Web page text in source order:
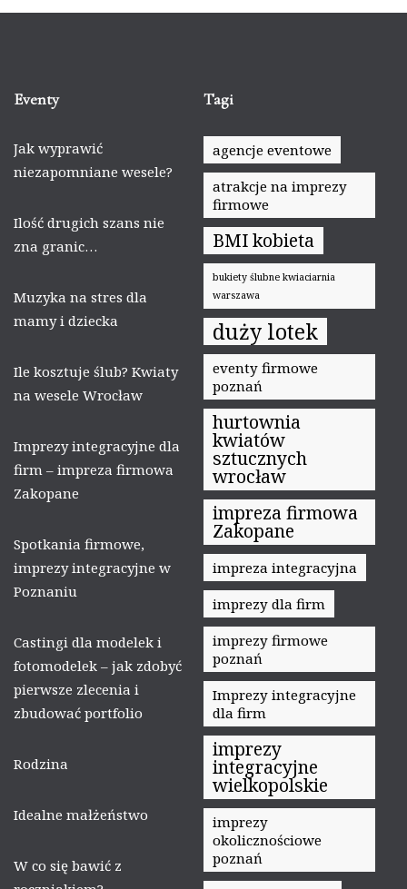
Eventy
Jak wyprawić
niezapomniane wesele?
Ilość drugich szans nie
zna granic…
Muzyka na stres dla
mamy i dziecka
Ile kosztuje ślub? Kwiaty
na wesele Wrocław
Imprezy integracyjne dla
firm – impreza firmowa
Zakopane
Spotkania firmowe,
imprezy integracyjne w
Poznaniu
Castingi dla modelek i
fotomodelek – jak zdobyć
pierwsze zlecenia i
zbudować portfolio
Rodzina
Idealne małżeństwo
W co się bawić z
Tagi
agencje eventowe
atrakcje na imprezy
firmowe
BMI kobieta
bukiety ślubne kwiaciarnia
warszawa
duży lotek
eventy firmowe
poznań
hurtownia
kwiatów
sztucznych
wrocław
impreza firmowa
Zakopane
impreza integracyjna
imprezy dla firm
imprezy firmowe
poznań
Imprezy integracyjne
dla firm
imprezy
integracyjne
wielkopolskie
imprezy
okolicznościowe
poznań